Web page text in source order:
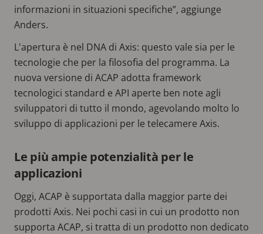
informazioni in situazioni specifiche”, aggiunge
Anders.
L'apertura è nel DNA di Axis: questo vale sia per le
tecnologie che per la filosofia del programma. La
nuova versione di ACAP adotta framework
tecnologici standard e API aperte ben note agli
sviluppatori di tutto il mondo, agevolando molto lo
sviluppo di applicazioni per le telecamere Axis.
Le più ampie potenzialità per le
applicazioni
Oggi, ACAP è supportata dalla maggior parte dei
prodotti Axis. Nei pochi casi in cui un prodotto non
supporta ACAP, si tratta di un prodotto non dedicato